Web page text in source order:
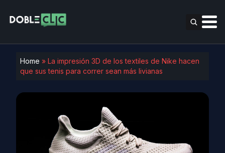
Home » La impresión 3D de los textiles de Nike hacen
que sus tenis para correr sean más livianas